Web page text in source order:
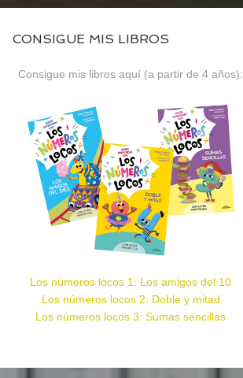
CONSIGUE MIS LIBROS
Consigue mis libros aquí (a partir de 4 años):
Los números locos 1: Los amigos del 10
Los números locos 2: Doble y mitad
Los números locos 3: Sumas sencillas